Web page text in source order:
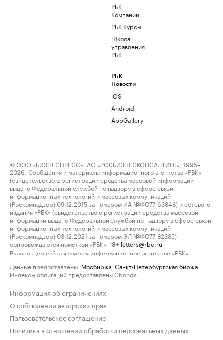
РБК
Компании
РБК Курсы
Школа
управления
РБК
РБК
Новости
iOS
Android
AppGallery
© ООО «БИЗНЕСПРЕСС», АО «РОСБИЗНЕСКОНСАЛТИНГ», 1995–
2026. Сообщения и материалы информационного агентства «РБК»
(свидетельство о регистрации средства массовой информации
выдано Федеральной службой по надзору в сфере связи,
информационных технологий и массовых коммуникаций
(Роскомнадзор) 09.12.2015 за номером ИА №ФС77-63848) и сетевого
издания «РБК» (свидетельство о регистрации средства массовой
информации выдано Федеральной службой по надзору в сфере связи,
информационных технологий и массовых коммуникаций
(Роскомнадзор) 03.12.2021 за номером ЭЛ №ФС77-82385)
сопровождаются пометкой «РБК».
18+ letters@rbc.ru
Владельцем сайта является информационное агентство «РБК».
Данные предоставлены: Мосбиржа Санкт-Петербургская биржа
Индексы облигаций предоставлены Cbonds.
Информация об ограничениях
О соблюдении авторских прав
Пользовательское соглашение
Политика в отношении обработки персональных данных